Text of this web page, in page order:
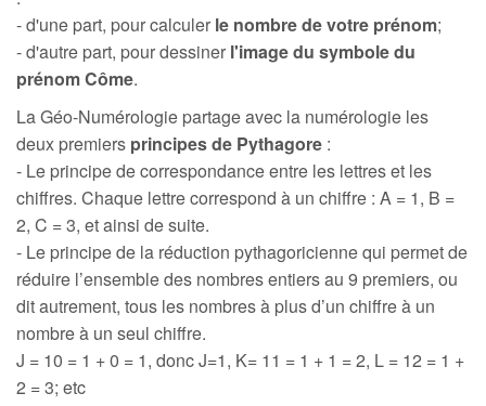
- d'une part, pour calculer le nombre de votre prénom;
- d'autre part, pour dessiner l'image du symbole du
prénom Côme.
La Géo-Numérologie partage avec la numérologie les
deux premiers principes de Pythagore :
- Le principe de correspondance entre les lettres et les
chiffres. Chaque lettre correspond à un chiffre : A = 1, B =
2, C = 3, et ainsi de suite.
- Le principe de la réduction pythagoricienne qui permet de
réduire l’ensemble des nombres entiers au 9 premiers, ou
dit autrement, tous les nombres à plus d’un chiffre à un
nombre à un seul chiffre.
J = 10 = 1 + 0 = 1, donc J=1, K= 11 = 1 + 1 = 2, L = 12 = 1 +
2 = 3; etc